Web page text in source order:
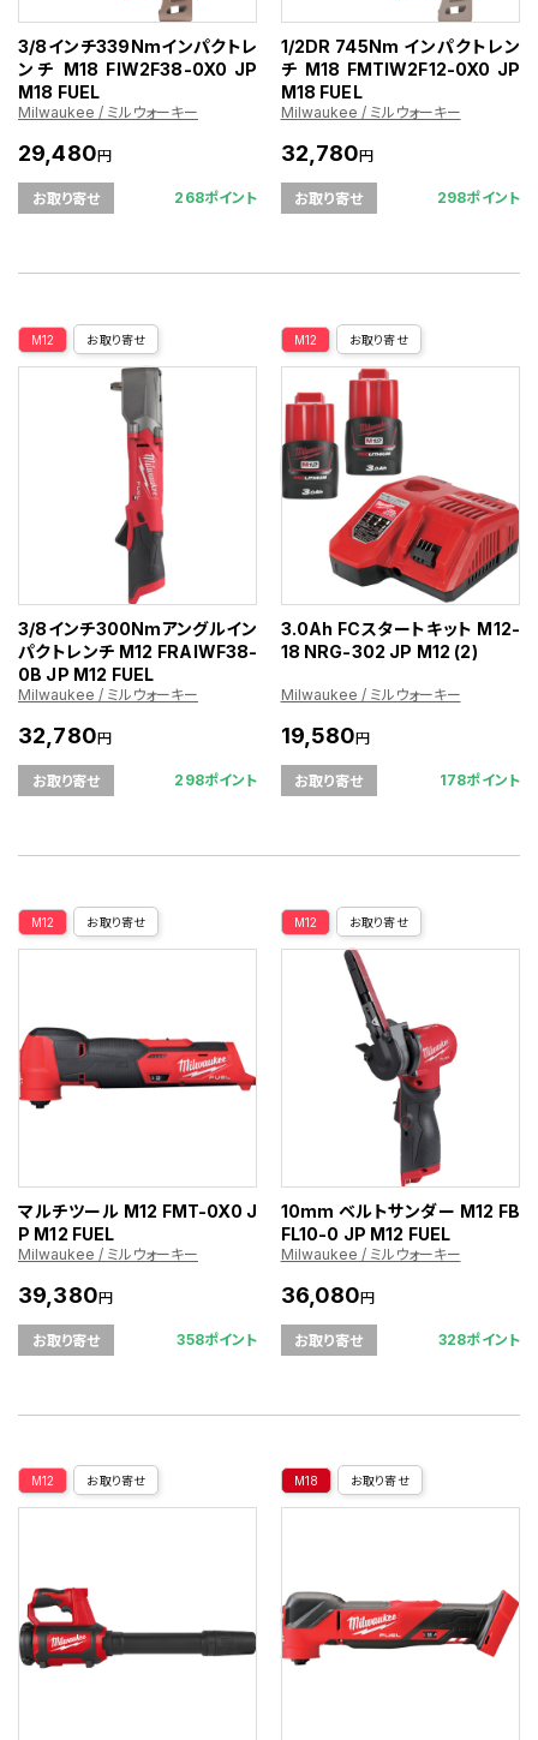
3/8インチ339Nmインパクトレ
ンチ M18 FIW2F38-0X0 JP
M18 FUEL
Milwaukee / ミルウォーキー
29,480円
お取り寄せ 268ポイント
1/2DR 745Nm インパクトレン
チ M18 FMTIW2F12-0X0 JP
M18 FUEL
Milwaukee / ミルウォーキー
32,780円
お取り寄せ 298ポイント
M12 お取り寄せ
3/8インチ300Nmアングルイン
パクトレンチ M12 FRAIWF38-
0B JP M12 FUEL
Milwaukee / ミルウォーキー
32,780円
お取り寄せ 298ポイント
M12 お取り寄せ
3.0Ah FCスタートキット M12-
18 NRG-302 JP M12 (2)
Milwaukee / ミルウォーキー
19,580円
お取り寄せ 178ポイント
M12 お取り寄せ
マルチツール M12 FMT-0X0 J
P M12 FUEL
Milwaukee / ミルウォーキー
39,380円
お取り寄せ 358ポイント
M12 お取り寄せ
10mm ベルトサンダー M12 FB
FL10-0 JP M12 FUEL
Milwaukee / ミルウォーキー
36,080円
お取り寄せ 328ポイント
M12 お取り寄せ M18 お取り寄せ